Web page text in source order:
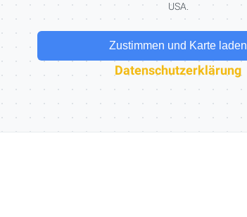
USA.
Zustimmen und Karte laden
Datenschutzerklärung